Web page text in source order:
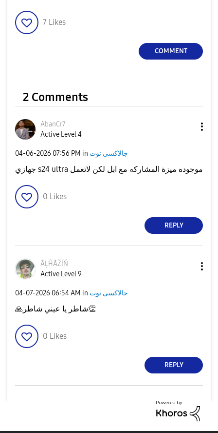
7 Likes
COMMENT
2 Comments
AbanCr7
Active Level 4
‎04-06-2026 07:56 PM in جالاكسى نوت
جهازي s24 ultra موجوده ميزة المشاركه مع ابل لكن لاتعمل
0 Likes
REPLY
ÃĻĤÃŽÍŃ
Active Level 9
‎04-07-2026 06:54 AM in جالاكسى نوت
🙏 شاطر يا عيني شاطر👏
0 Likes
REPLY